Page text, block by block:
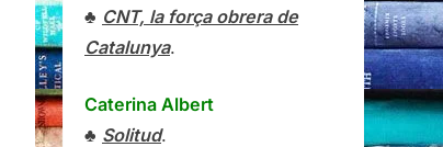
♣ CNT, la força obrera de
Catalunya.
Caterina Albert
♣ Solitud.